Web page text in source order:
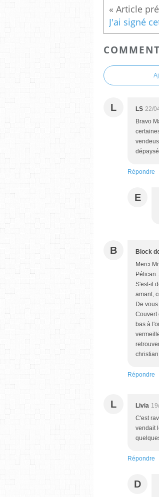
L LS 22/
Bravo
Répondre
E
B Block
Merci
S'est-il
amant,
De
Couvert
bas à
christian
Répondre
L Livia
C'est
vendait
Répondre
D